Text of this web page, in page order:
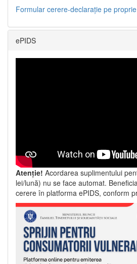
Formular cerere-declarație pe
ePIDS
Atenție! Acordarea suplimentului
lei/lună) nu se face automat.
cerere în platforma ePIDS, conform